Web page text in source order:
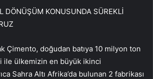
DÖNÜŞÜM KONUSUNDA SÜREKLİ
Çimento, doğudan batıya 10 milyon ton
ile ülkemizin en büyük ikinci
Sahra Altı Afrika’da bulunan 2 fabrikası